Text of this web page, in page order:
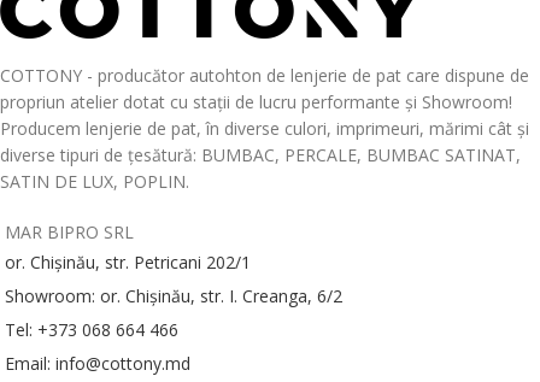
COTTONY - producător autohton de lenjerie de pat care dispune de
propriun atelier dotat cu stații de lucru performante și Showroom!
Producem lenjerie de pat, în diverse culori, imprimeuri, mărimi cât și
diverse tipuri de țesătură: BUMBAC, PERCALE, BUMBAC SATINAT,
SATIN DE LUX, POPLIN.
MAR BIPRO SRL
or. Chișinău, str. Petricani 202/1
Showroom: or. Chișinău, str. I. Creanga, 6/2
Tel: +373 068 664 466
Email: info@cottony.md